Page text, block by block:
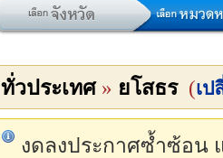
ทั่วประเทศ» ยโสธร(เป
งดลงประกาศซ้ำซ้อน